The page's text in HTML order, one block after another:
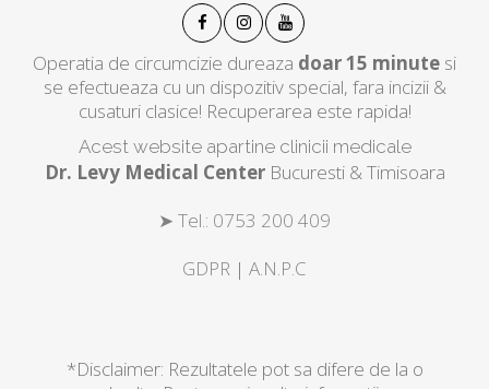
Operatia de circumcizie dureaza doar 15 minute si
se efectueaza cu un dispozitiv special, fara incizii &
cusaturi clasice! Recuperarea este rapida!
Acest website apartine clinicii medicale
Dr. Levy Medical CenterBucuresti & Timisoara
➤ Tel.: 0753 200 409
GDPR | A.N.P.C
*Disclaimer: Rezultatele pot sa difere de la o